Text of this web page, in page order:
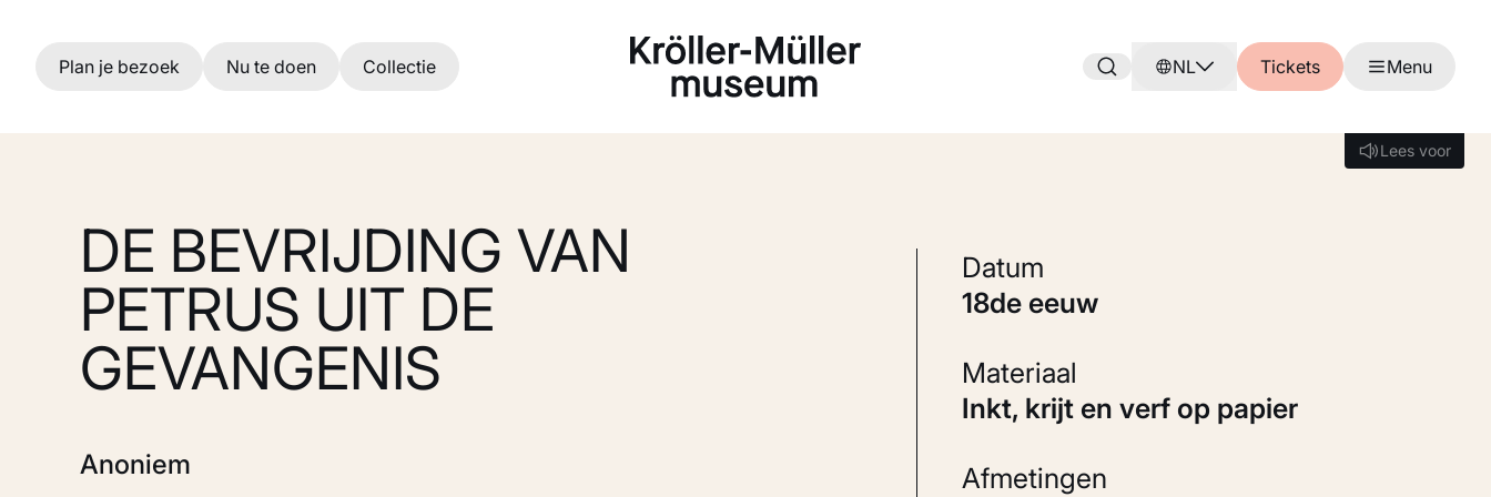
Ga naar hoofdinhoud
Plan je bezoek Nu te doen Collectie NL Tickets Menu
Lees voor
Lees voor
DE BEVRIJDING VAN
PETRUS UIT DE
GEVANGENIS
Anoniem
Datum
18de eeuw
Materiaal
Inkt, krijt en verf op papier
Afmetingen